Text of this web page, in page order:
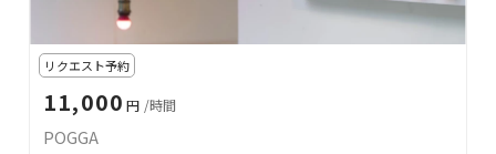
リクエスト予約
11,000 円 /時間
POGGA